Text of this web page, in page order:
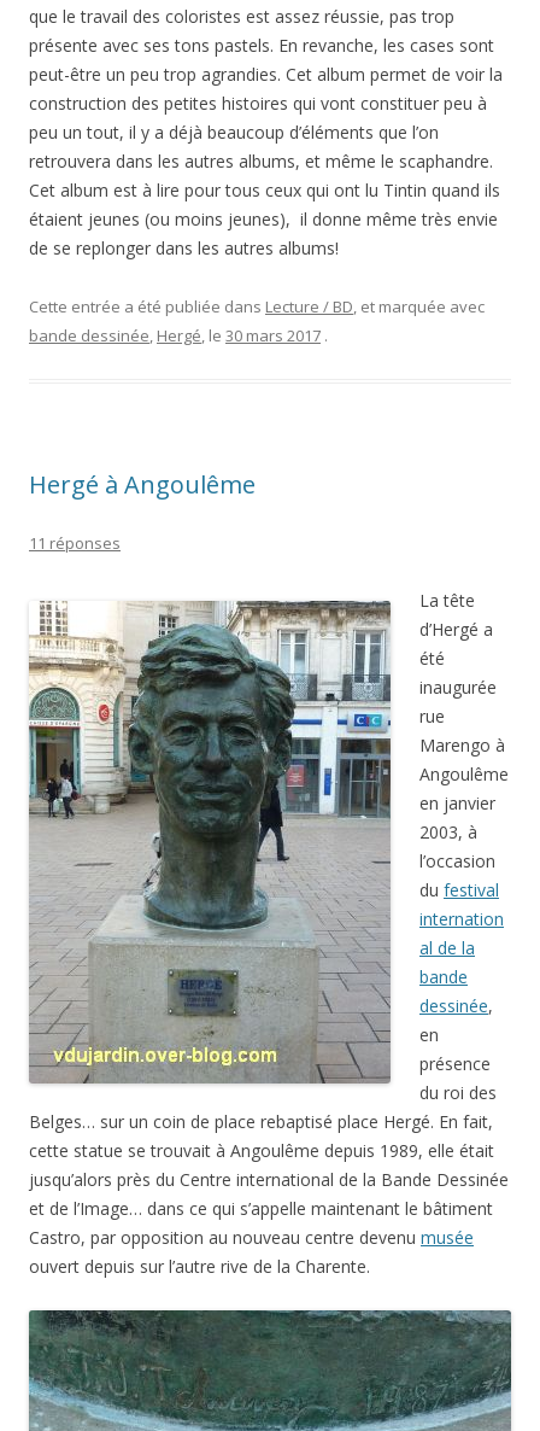
que le travail des coloristes est assez réussie, pas trop
présente avec ses tons pastels. En revanche, les cases sont
peut-être un peu trop agrandies. Cet album permet de voir la
construction des petites histoires qui vont constituer peu à
peu un tout, il y a déjà beaucoup d’éléments que l’on
retrouvera dans les autres albums, et même le scaphandre.
Cet album est à lire pour tous ceux qui ont lu Tintin quand ils
étaient jeunes (ou moins jeunes), il donne même très envie
de se replonger dans les autres albums!
Cette entrée a été publiée dans Lecture / BD, et marquée avec
bande dessinée, Hergé, le 30 mars 2017 .
Hergé à Angoulême
11 réponses
La tête
d’Hergé a
été
inaugurée
rue
Marengo à
Angoulême
en janvier
2003, à
l’occasion
du festival
internation
al de la
bande
dessinée,
en
présence
du roi des
Belges… sur un coin de place rebaptisé place Hergé. En fait,
cette statue se trouvait à Angoulême depuis 1989, elle était
jusqu’alors près du Centre international de la Bande Dessinée
et de l’Image… dans ce qui s’appelle maintenant le bâtiment
Castro, par opposition au nouveau centre devenu musée
ouvert depuis sur l’autre rive de la Charente.